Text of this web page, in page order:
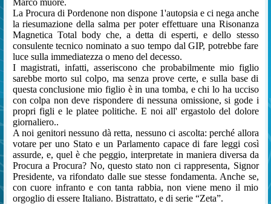
Marco muore.
La Procura di Pordenone non dispone 1'autopsia e ci nega anche
la riesumazione della salma per poter effettuare una Risonanza
Magnetica Total body che, a detta di esperti, e dello stesso
consulente tecnico nominato a suo tempo dal GIP, potrebbe fare
luce sulla immediatezza o meno del decesso.
I magistrati, infatti, asseriscono che probabilmente mio figlio
sarebbe morto sul colpo, ma senza prove certe, e sulla base di
questa conclusione mio figlio è in una tomba, e chi lo ha ucciso
con colpa non deve rispondere di nessuna omissione, si gode i
propri figli e le platee politiche. E noi all' ergastolo del dolore
giornaliero..
A noi genitori nessuno dà retta, nessuno ci ascolta: perché allora
votare per uno Stato e un Parlamento capace di fare leggi così
assurde, e, quel è che peggio, interpretate in maniera diversa da
Procura a Procura? No, questo stato non ci rappresenta, Signor
Presidente, va rifondato dalle sue stesse fondamenta. Anche se,
con cuore infranto e con tanta rabbia, non viene meno il mio
orgoglio di essere Italiano. Bistrattato, e di serie “Zeta”.